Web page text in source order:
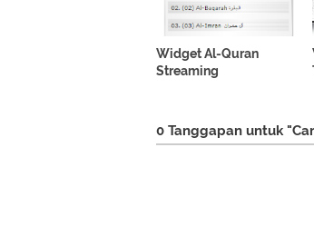
Widget Al-Quran
Streaming
0 Tanggapan untuk